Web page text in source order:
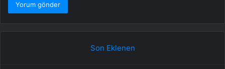
Son Eklenen